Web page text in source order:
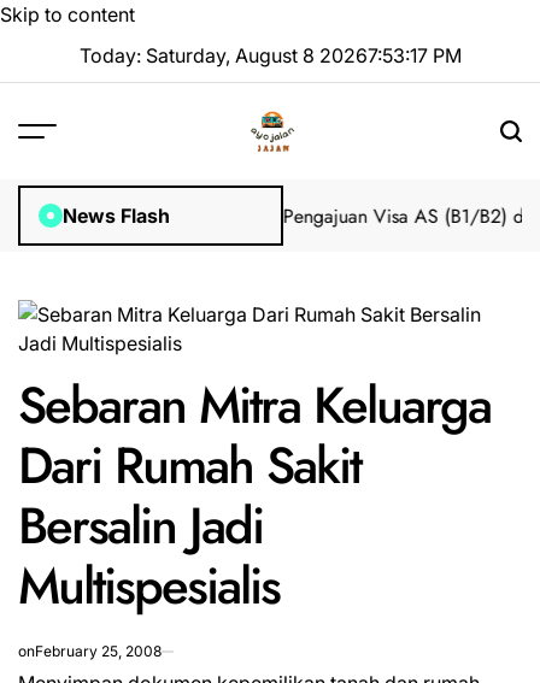
Skip to content
Today: Saturday, August 8 20267:53:18 PM
News Flash
2025 Tanpa Stres Bantuan Pengajuan Visa AS (B1/B2) dari
Sebaran Mitra Keluarga
Dari Rumah Sakit
Bersalin Jadi
Multispesialis
onFebruary 25, 2008